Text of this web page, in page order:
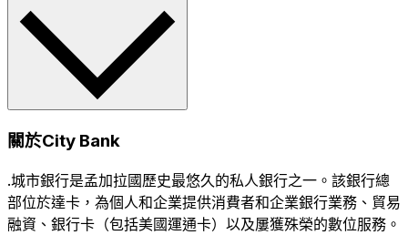
關於City Bank
.城市銀行是孟加拉國歷史最悠久的私人銀行之一。該銀行總
部位於達卡，為個人和企業提供消費者和企業銀行業務、貿易
融資、銀行卡（包括美國運通卡）以及屢獲殊榮的數位服務。